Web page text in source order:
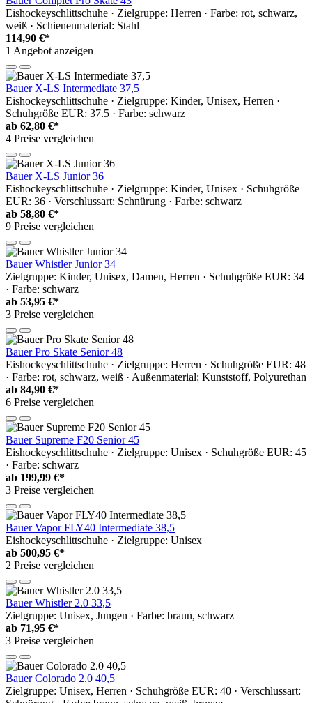
Eishockeyschlittschuhe · Zielgruppe: Herren · Farbe: rot, schwarz,
weiß · Schienenmaterial: Stahl
114,90 €*
1 Angebot anzeigen
Bauer X-LS Intermediate 37,5
Eishockeyschlittschuhe · Zielgruppe: Kinder, Unisex, Herren ·
Schuhgröße EUR: 37.5 · Farbe: schwarz
ab 62,80 €*
4 Preise vergleichen
Bauer X-LS Junior 36
Eishockeyschlittschuhe · Zielgruppe: Kinder, Unisex · Schuhgröße
EUR: 36 · Verschlussart: Schnürung · Farbe: schwarz
ab 58,80 €*
9 Preise vergleichen
Bauer Whistler Junior 34
Zielgruppe: Kinder, Unisex, Damen, Herren · Schuhgröße EUR: 34
· Farbe: schwarz
ab 53,95 €*
3 Preise vergleichen
Bauer Pro Skate Senior 48
Eishockeyschlittschuhe · Zielgruppe: Herren · Schuhgröße EUR: 48
· Farbe: rot, schwarz, weiß · Außenmaterial: Kunststoff, Polyurethan
ab 84,90 €*
6 Preise vergleichen
Bauer Supreme F20 Senior 45
Eishockeyschlittschuhe · Zielgruppe: Unisex · Schuhgröße EUR: 45
· Farbe: schwarz
ab 199,99 €*
3 Preise vergleichen
Bauer Vapor FLY40 Intermediate 38,5
Eishockeyschlittschuhe · Zielgruppe: Unisex
ab 500,95 €*
2 Preise vergleichen
Bauer Whistler 2.0 33,5
Zielgruppe: Unisex, Jungen · Farbe: braun, schwarz
ab 71,95 €*
3 Preise vergleichen
Bauer Colorado 2.0 40,5
Zielgruppe: Unisex, Herren · Schuhgröße EUR: 40 · Verschlussart: